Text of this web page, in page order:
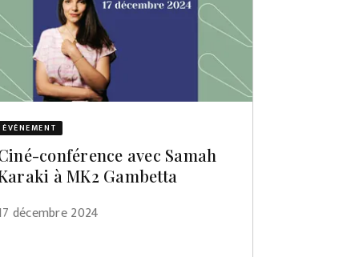
ÉVÈNEMENT
conférence avec Samah
à MK2 Gambetta
décembre 2024